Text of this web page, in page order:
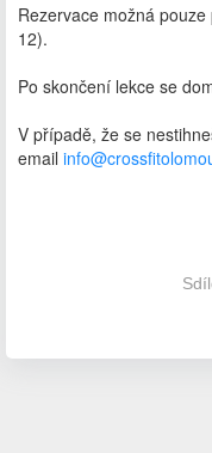
Rezervace možná
12).
Po skončení lekce se
V případě, že se
email